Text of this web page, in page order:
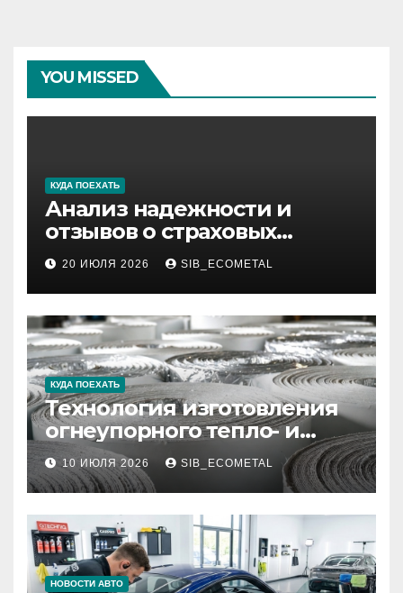
YOU MISSED
КУДА ПОЕХАТЬ
Анализ надежности и
отзывов о страховых
компаниях по итогам 2026
года
20 ИЮЛЯ 2026 SIB_ECOMETAL
КУДА ПОЕХАТЬ
Технология изготовления
огнеупорного тепло- и
звукоизоляционного
картона МКРК-500 из
муллитокремнеземистого
волокна
10 ИЮЛЯ 2026 SIB_ECOMETAL
НОВОСТИ АВТО